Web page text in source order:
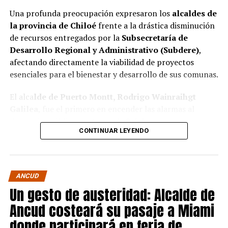
Una profunda preocupación expresaron los alcaldes de
la provincia de Chiloéfrente a la drástica disminución
de recursos entregados por la Subsecretaría de
Desarrollo Regional y Administrativo (Subdere),
afectando directamente la viabilidad de proyectos
esenciales para el bienestar y desarrollo de sus comunas.
El alca lde de Puerto Montt, Rodrigo Wainraihgt
denunciar públicamente que la Subdere no cuenta con
fondos para financiar iniciativas del Programa de
Mejoramiento de Barrios (PMB), a pesar de que muchas
ya estaban declaradas elegibles.
historia, la Subdere no tiene recursos para estos
programas fundamentales”, afirmó el edil de la capital
regional de Los Lagos.
CONTINUAR LEYENDO
ANCUD
Un gesto de austeridad: Alcalde de
Ancud costeará su pasaje a Miami